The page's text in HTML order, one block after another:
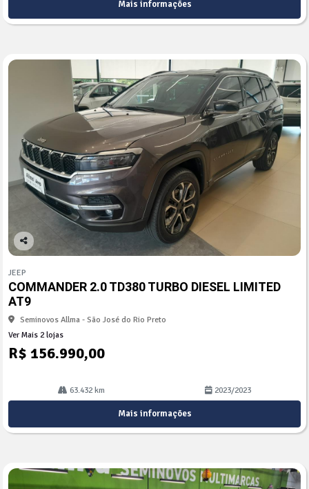
Mais informações
Co
arti
lhe
JEEP
COMMANDER 2.0 TD380 TURBO DIESEL LIMITED
AT9
Seminovos Allma - São José do Rio Preto
Ver Mais 2 lojas
R$ 156.990,00
63.432 km 2023/2023
Mais informações